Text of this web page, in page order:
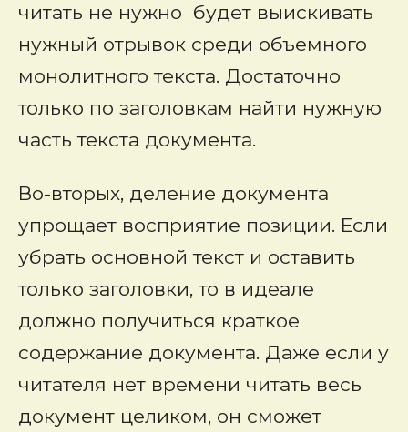
читать не нужно будет выискивать
нужный отрывок среди объемного
монолитного текста. Достаточно
только по заголовкам найти нужную
часть текста документа.
Во-вторых, деление документа
упрощает восприятие позиции. Если
убрать основной текст и оставить
только заголовки, то в идеале
должно получиться краткое
содержание документа. Даже если у
читателя нет времени читать весь
документ целиком, он сможет